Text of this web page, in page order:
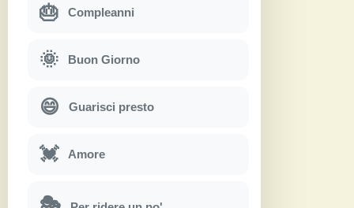
🎂 Compleanni
🌞 Buon Giorno
😄 Guarisci presto
💓 Amore